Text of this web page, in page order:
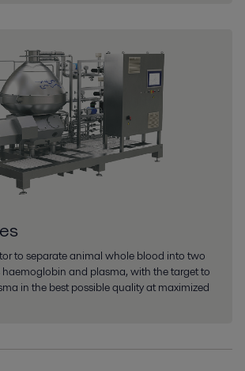
to separate animal whole blood into two
haemoglobin and plasma, with the target to
in the best possible quality at maximized